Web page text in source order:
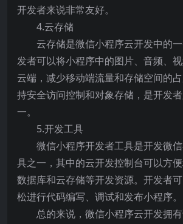
开发者来说非常友好。
4.云存储
云存储是微信小程序云开发中的
发者可以将小程序中的图片、音频、
云端，减少移动端流量和存储空间的
持安全访问控制和对象存储，是开发
一。
5.开发工具
微信小程序开发者工具是开发微
具之一，其中的云开发控制台可以方便
数据库和云存储等开发资源。开发者
松进行代码编写、调试和发布小程序。
总的来说，微信小程序云开发拥